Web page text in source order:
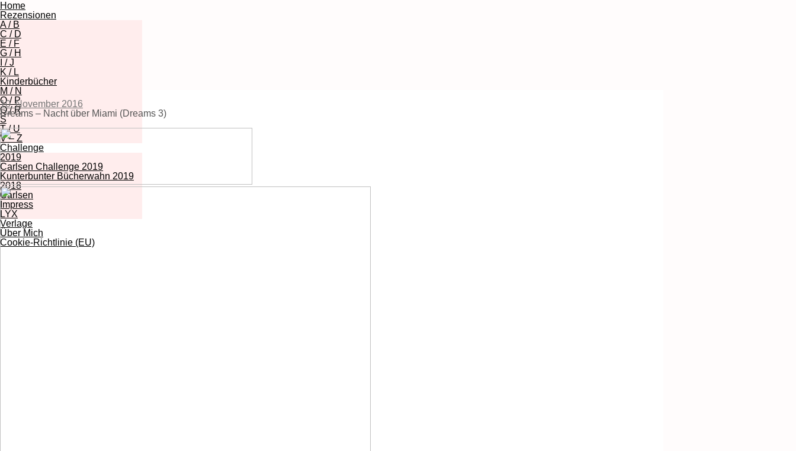
Home
Rezensionen
A / B
C / D
E / F
G / H
I / J
K / L
Kinderbücher
M / N
O / P
Q / R
S
T / U
V – Z
Challenge
2019
Carlsen Challenge 2019
Kunterbunter Bücherwahn 2019
2018
Carlsen
Impress
LYX
Verlage
Über Mich
Cookie-Richtlinie (EU)
10. November 2016
Dreams – Nacht über Miami (Dreams 3)